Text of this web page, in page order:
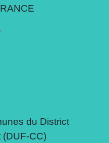
du District
CC)